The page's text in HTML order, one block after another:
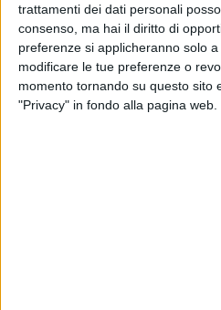
trattamenti dei dati personali
consenso, ma hai il diritto di
preferenze si applicheranno solo
modificare le tue preferenze o
momento tornando su questo sito
"Privacy" in fondo alla pagina web.
BARI - 14 GENNAIO 2019
Comuni,
uniti a Bari contro
1 BARI - 14 GENNAIO 2019
Comunali Bari